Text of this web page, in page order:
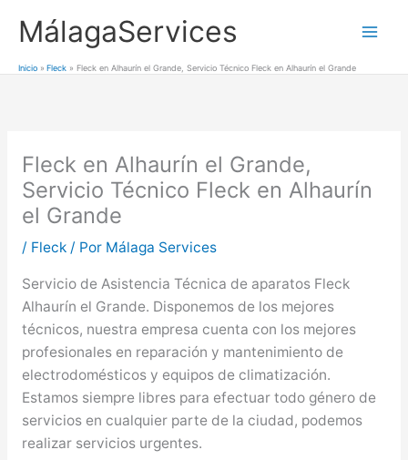
MálagaServices
Inicio Fleck Fleck en Alhaurín el Grande, Servicio Técnico Fleck en Alhaurín el Grande
Fleck en Alhaurín el Grande,
Servicio Técnico Fleck en Alhaurín
el Grande
/ Fleck/ Por Málaga Services
Servicio de Asistencia Técnica de aparatos Fleck
Alhaurín el Grande. Disponemos de los mejores
técnicos, nuestra empresa cuenta con los mejores
profesionales en reparación y mantenimiento de
electrodomésticos y equipos de climatización.
Estamos siempre libres para efectuar todo género de
servicios en cualquier parte de la ciudad, podemos
realizar servicios urgentes.